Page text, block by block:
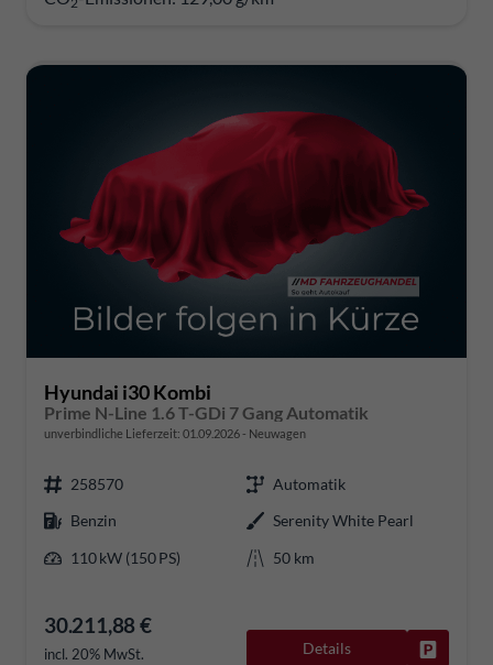
Hyundai i30 Kombi
Prime N-Line 1.6 T-GDi 7 Gang Automatik
unverbindliche Lieferzeit: 01.09.2026 Neuwagen
258570
Automatik
Benzin
Serenity White Pearl
110 kW (150 PS)
50 km
30.211,88 €
incl. 20% MwSt.
Details